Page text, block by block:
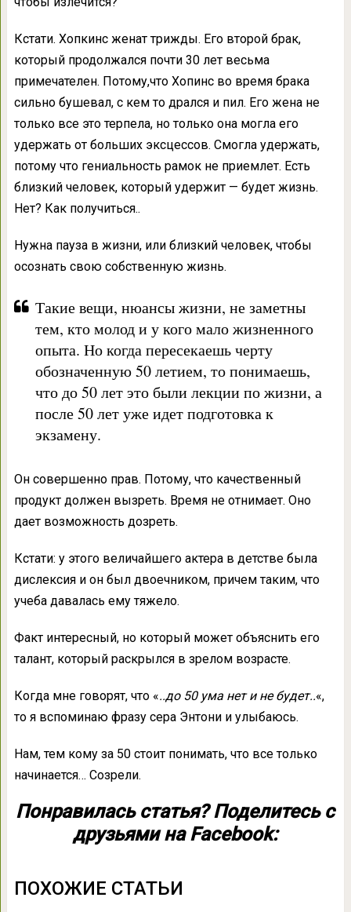
Кстати. Хопкинс женат трижды. Его второй брак,
который продолжался почти 30 лет весьма
примечателен. Потому,что Хопинс во время брака
сильно бушевал, с кем то дрался и пил. Его жена не
только все это терпела, но только она могла его
удержать от больших эксцессов. Смогла удержать,
потому что гениальность рамок не приемлет. Есть
близкий человек, который удержит — будет жизнь.
Нет? Как получиться..
Нужна пауза в жизни, или близкий человек, чтобы
осознать свою собственную жизнь.
Такие вещи, нюансы жизни, не заметны
тем, кто молод и у кого мало жизненного
опыта. Но когда пересекаешь черту
обозначенную 50 летием, то понимаешь,
что до 50 лет это были лекции по жизни, а
после 50 лет уже идет подготовка к
экзамену.
Он совершенно прав. Потому, что качественный
продукт должен вызреть. Время не отнимает. Оно
дает возможность дозреть.
Кстати: у этого величайшего актера в детстве была
дислексия и он был двоечником, причем таким, что
учеба давалась ему тяжело.
Факт интересный, но который может объяснить его
талант, который раскрылся в зрелом возрасте.
Когда мне говорят, что «..до 50 ума нет и не будет..«,
то я вспоминаю фразу сера Энтони и улыбаюсь.
Нам, тем кому за 50 стоит понимать, что все только
начинается… Созрели.
Понравилась статья? Поделитесь с
друзьями на Facebook:
ПОХОЖИЕ СТАТЬИ